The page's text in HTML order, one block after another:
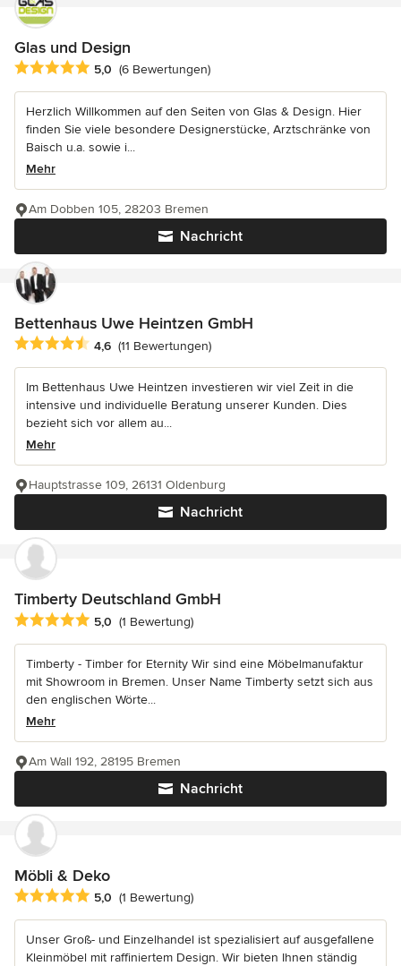
Glas und Design
Durchschnittliche Bewertung: 5 von 5 Sternen
5,0 (6 Bewertungen)
Herzlich Willkommen auf den Seiten von Glas & Design. Hier
finden Sie viele besondere Designerstücke, Arztschränke von
Baisch u.a. sowie i...
Mehr
Nachricht
Am Dobben 105, 28203 Bremen
Bettenhaus Uwe Heintzen GmbH
Durchschnittliche Bewertung: 4.6 von 5 Sternen
4,6 (11 Bewertungen)
Im Bettenhaus Uwe Heintzen investieren wir viel Zeit in die
intensive und individuelle Beratung unserer Kunden. Dies
bezieht sich vor allem au...
Mehr
Nachricht
Hauptstrasse 109, 26131 Oldenburg
Timberty Deutschland GmbH
Durchschnittliche Bewertung: 5 von 5 Sternen
5,0 (1 Bewertung)
Timberty - Timber for Eternity Wir sind eine Möbelmanufaktur
mit Showroom in Bremen. Unser Name Timberty setzt sich aus
den englischen Wörte...
Mehr
Nachricht
Am Wall 192, 28195 Bremen
Möbli & Deko
Durchschnittliche Bewertung: 5 von 5 Sternen
5,0 (1 Bewertung)
Unser Groß- und Einzelhandel ist spezialisiert auf ausgefallene
Kleinmöbel mit raffiniertem Design. Wir bieten Ihnen ständig